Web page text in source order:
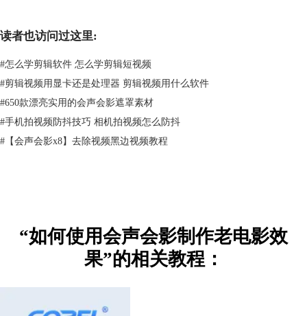
读者也访问过这里:
#怎么学剪辑软件 怎么学剪辑短视频
#剪辑视频用显卡还是处理器 剪辑视频用什么软件
#650款漂亮实用的会声会影遮罩素材
#手机拍视频防抖技巧 相机拍视频怎么防抖
# 【会声会影x8】去除视频黑边视频教程
“如何使用会声会影制作老电影效
果”的相关教程：